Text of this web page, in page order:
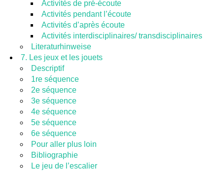
Activités de pré-écoute
Activités pendant l’écoute
Activités d’après écoute
Activités interdisciplinaires/ transdisciplinaires
Literaturhinweise
7. Les jeux et les jouets
Descriptif
1re séquence
2e séquence
3e séquence
4e séquence
5e séquence
6e séquence
Pour aller plus loin
Bibliographie
Le jeu de l’escalier